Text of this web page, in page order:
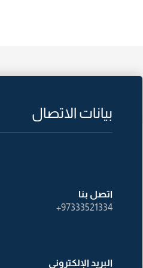
بيانات الاتصال
اتصل بنا
97333521334+
البريد الإلكترونى